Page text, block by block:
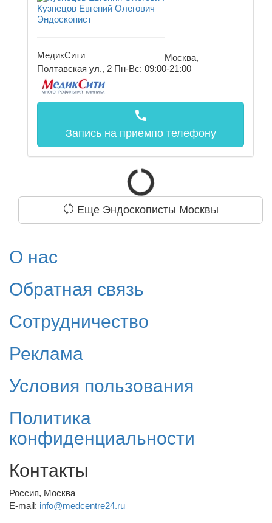
Кузнецов Евгений Олегович
Эндоскопист
МедикСити
Москва,
Полтавская ул., 2 Пн-Вс: 09:00-21:00
call
Запись на приемпо телефону
Еще Эндоскописты Москвы
О нас
Обратная связь
Сотрудничество
Реклама
Условия пользования
Политика
конфиденциальности
Контакты
Россия, Москва
E-mail: info@medcentre24.ru